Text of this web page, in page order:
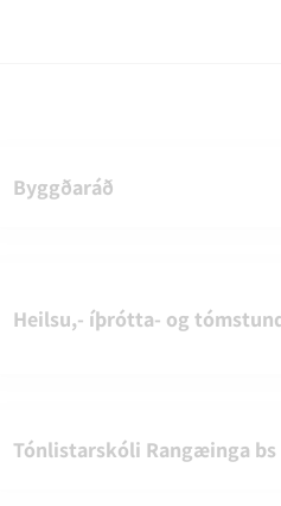
Byggðaráð
Heilsu,- íþrótta- og
Tónlistarskóli Rangæinga bs